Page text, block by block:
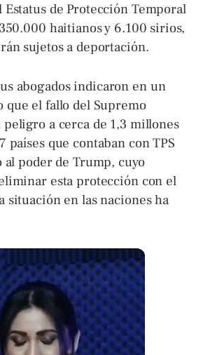
de Protección Temporal
haitianos y 6.100 sirios,
sujetos a deportación.
abogados indicaron en un
el fallo del Supremo
a cerca de 1,3 millones
países que contaban con TPS
al poder de Trump, cuyo
esta protección con el
situación en las naciones ha